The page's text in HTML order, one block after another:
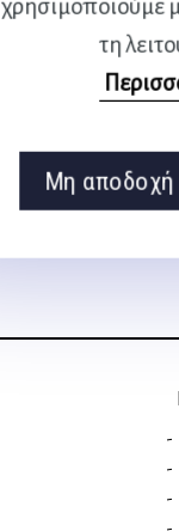
χρησιμοποιούμε
τη
Μη αποδοχή